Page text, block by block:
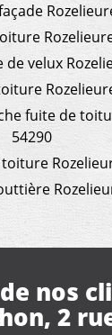
velux
fuite de
54290
nos